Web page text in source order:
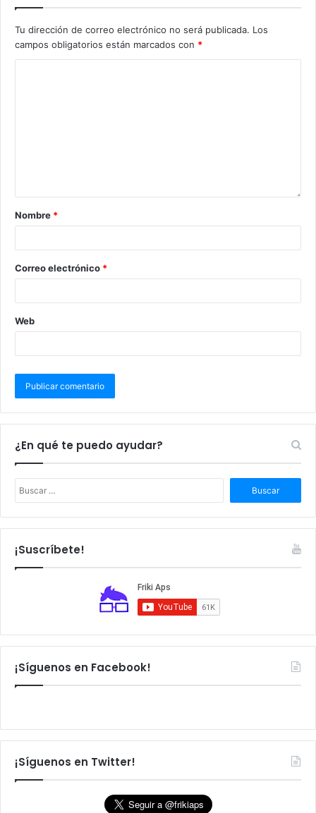
Tu dirección de correo electrónico no será publicada. Los
campos obligatorios están marcados con *
Nombre *
Correo electrónico *
Web
¿En qué te puedo ayudar?
s
c
¡Suscríbete!
¡Síguenos en Facebook!
¡Síguenos en Twitter!